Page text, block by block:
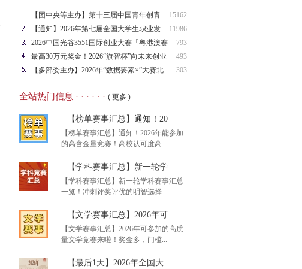
15162
【团中央等主办】第十三届中国青年创青
春大
11986
【通知】2026年第七届全国大学生职业发
展大
793
2026中国光谷3551国际创业大赛「粤港澳赛
区
493
最高30万元奖金！2026“旗智杯”向未来创业
303
【多部委主办】2026年“数据要素×”大赛北
全站热门信息 · · · · · · ( 更多 )
【榜单赛事汇总】通知！20
【榜单赛事汇总】通知！2026年能参加
的高含金量竞赛！高校认可度高...
【榜单赛事汇总】通知！20
【学科赛事汇总】新一轮学
【学科赛事汇总】新一轮学科赛事汇总
一览！冲刺评奖评优的明智选择...
【学科赛事汇总】新一轮学
【文学赛事汇总】2026年可
【文学赛事汇总】2026年可参加的高质
量文学竞赛来啦！奖金多，门槛...
【最后1天】2026年全国大